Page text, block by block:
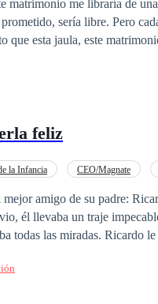
matrimonio me libraría de
a cada minuto, me siento más atada a ese terrible
que esta jaula, este
odio, debo volverse un
feliz
la Infancia CEO/Magnate
amigo de su padre:
él llevaba un traje
todas las miradas. Ricardo
aquel vestido de princesa,